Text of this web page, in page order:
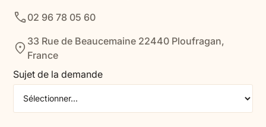
02 96 78 05 60
33 Rue de Beaucemaine 22440 Ploufragan,
France
Sujet de la demande